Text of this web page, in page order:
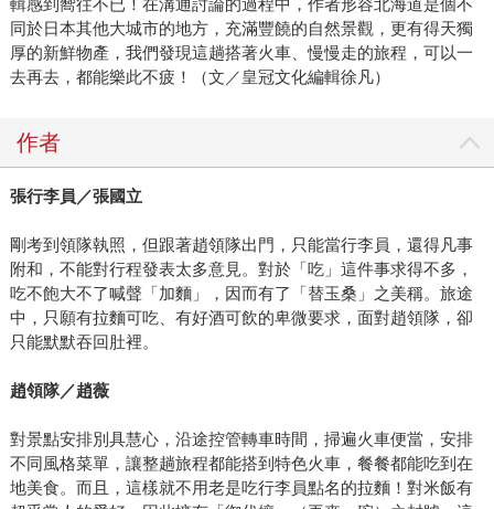
輯感到嚮往不已！在溝通討論的過程中，作者形容北海道是個不
同於日本其他大城市的地方，充滿豐饒的自然景觀，更有得天獨
厚的新鮮物產，我們發現這趟搭著火車、慢慢走的旅程，可以一
去再去，都能樂此不疲！（文／皇冠文化編輯徐凡）
作者
張行李員／張國立
剛考到領隊執照，但跟著趙領隊出門，只能當行李員，還得凡事
附和，不能對行程發表太多意見。對於「吃」這件事求得不多，
吃不飽大不了喊聲「加麵」，因而有了「替玉桑」之美稱。旅途
中，只願有拉麵可吃、有好酒可飲的卑微要求，面對趙領隊，卻
只能默默吞回肚裡。
趙領隊／趙薇
對景點安排別具慧心，沿途控管轉車時間，掃遍火車便當，安排
不同風格菜單，讓整趟旅程都能搭到特色火車，餐餐都能吃到在
地美食。而且，這樣就不用老是吃行李員點名的拉麵！對米飯有